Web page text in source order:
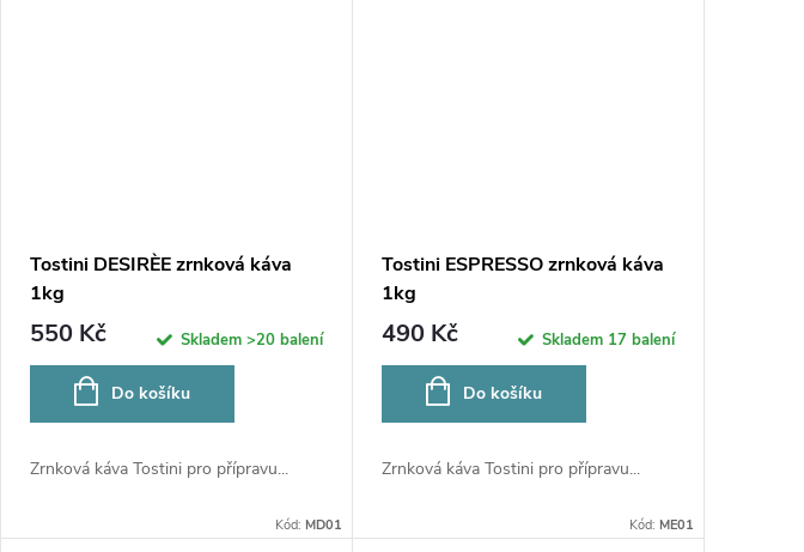
Tostini DESIRÈE zrnková káva
1kg
550 Kč Skladem >20 balení
Do košíku
Zrnková káva Tostini pro přípravu...
Kód: MD01
Tostini ESPRESSO zrnková káva
1kg
490 Kč Skladem 17 balení
Do košíku
Zrnková káva Tostini pro přípravu...
Kód: ME01